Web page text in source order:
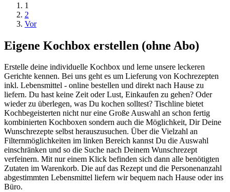
1
2
Vor
Eigene Kochbox erstellen (ohne Abo)
Erstelle deine individuelle Kochbox und lerne unsere leckeren
Gerichte kennen. Bei uns geht es um Lieferung von Kochrezepten
inkl. Lebensmittel - online bestellen und direkt nach Hause zu
liefern. Du hast keine Zeit oder Lust, Einkaufen zu gehen? Oder
wieder zu überlegen, was Du kochen solltest? Tischline bietet
Kochbegeisterten nicht nur eine Große Auswahl an schon fertig
kombinierten Kochboxen sondern auch die Möglichkeit, Dir Deine
Wunschrezepte selbst herauszusuchen. Über die Vielzahl an
Filternmöglichkeiten im linken Bereich kannst Du die Auswahl
einschränken und so die Suche nach Deinem Wunschrezept
verfeinern. Mit nur einem Klick befinden sich dann alle benötigten
Zutaten im Warenkorb. Die auf das Rezept und die Personenanzahl
abgestimmten Lebensmittel liefern wir bequem nach Hause oder ins
Büro.